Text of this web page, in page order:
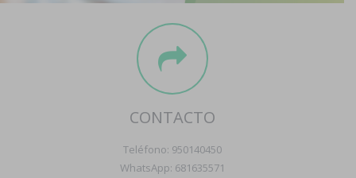
Boletín
CONTACTO
Teléfono: 950140450
WhatsApp: 681635571